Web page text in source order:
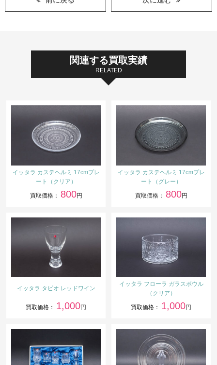
関連する買取実績
RELATED
イッタラ カステヘルミ 17cmプレ
ート（クリア）
買取価格： 800円
イッタラ カステヘルミ 17cmプレ
ート（グレー）
買取価格： 800円
イッタラ タピオ レッドワイン
買取価格： 1,000円
イッタラ フローラ ガラスボウル
（クリア）
買取価格： 1,000円